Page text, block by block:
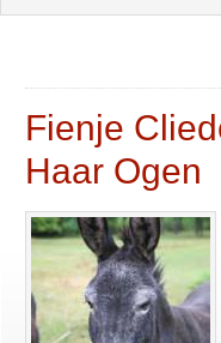
Fienje
Haar Ogen